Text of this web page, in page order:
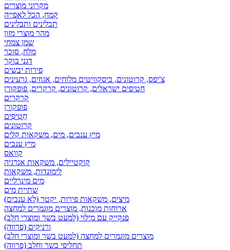
מקרוני מוצרים
קמח, הכל לאפייה
תבלינים ותבלינים
מהר מוצרי מזון
שמן צמחי
מלח, סוכר
דגני בוקר
פירות יבשים
צ'יפס, קרוטונים, ביסקוויטים מלוחים, אגוזים, גרעינים
חטיפים ישראלים, קרוטונים, קרקרים, פופקורן
קרקרים
פופקורן
חֲטִיפִים
קרוטונים
מיץ ענבים, מים, משקאות קלים
מיץ ענבים
קוואס
קוקטיילים, משקאות אנרגיה
לימונדות, משקאות
מים מינרליים
שתיית מים
מיצים, משקאות פירות, יקטר (לא ענבים)
ארוחות מוכנות, מוצרים מוגמרים למחצה
פנקייק עם מילוי (למעט בשר ומוצרי חלב)
ורניקים (פרווה)
מוצרים מוגמרים למחצה (למעט בשר ומוצרי חלב)
תחליפי בשר וחלב (פרווה)